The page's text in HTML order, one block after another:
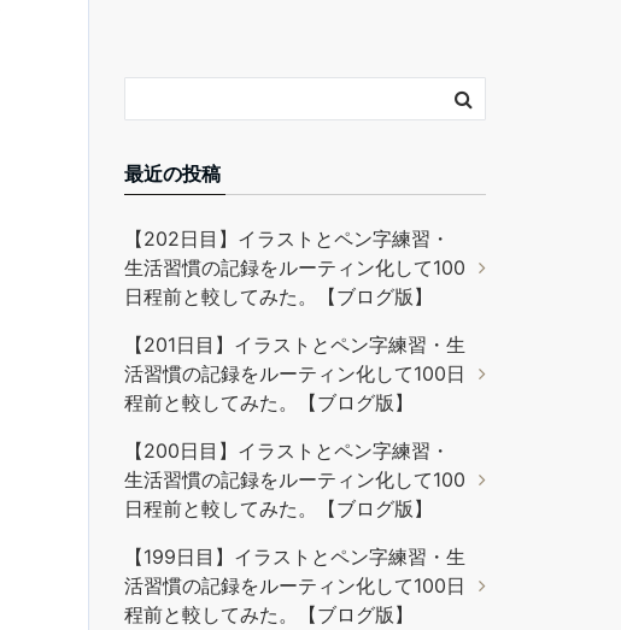
最近の投稿
【202日目】イラストとペン字練習・
生活習慣の記録をルーティン化して100
日程前と較してみた。【ブログ版】
【201日目】イラストとペン字練習・生
活習慣の記録をルーティン化して100日
程前と較してみた。【ブログ版】
【200日目】イラストとペン字練習・
生活習慣の記録をルーティン化して100
日程前と較してみた。【ブログ版】
【199日目】イラストとペン字練習・生
活習慣の記録をルーティン化して100日
程前と較してみた。【ブログ版】